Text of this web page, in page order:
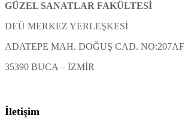
GÜZEL SANATLAR FAKÜLTESİ
DEÜ MERKEZ YERLEŞKESİ
ADATEPE MAH. DOĞUŞ CAD. NO:207AF
35390 BUCA – İZMİR
İletişim